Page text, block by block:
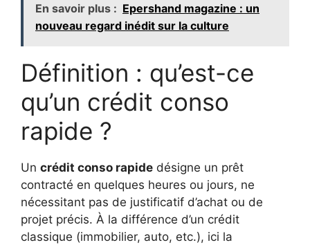
En savoir plus : Epershand magazine : un
nouveau regard inédit sur la culture
Définition : qu’est-ce
qu’un crédit conso
rapide ?
Un crédit conso rapide désigne un prêt
contracté en quelques heures ou jours, ne
nécessitant pas de justificatif d’achat ou de
projet précis. À la différence d’un crédit
classique (immobilier, auto, etc.), ici la